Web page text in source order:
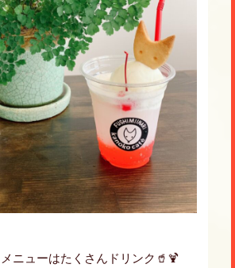
ニューはたくさんドリンク🥤🍹